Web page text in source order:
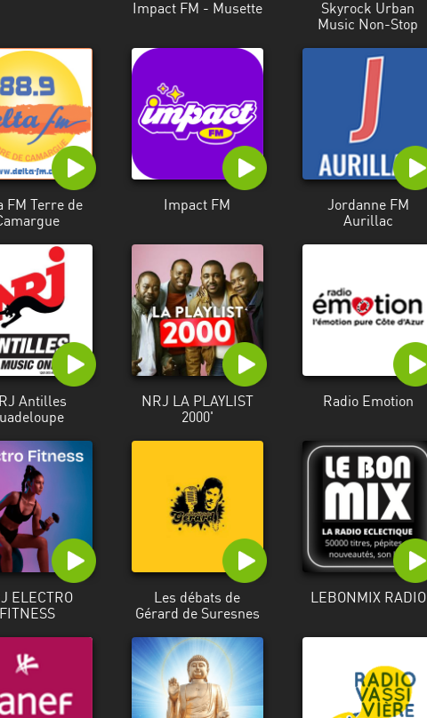
Impact FM - Musette
Skyrock Urban
Music Non-Stop
FM Terre de
Impact FM
Jordanne FM
Aurillac
Antilles
NRJ LA PLAYLIST
2000'
Radio Emotion
ELECTRO
FITNESS
Les débats de
Gérard de Suresnes
LEBONMIX RADIO